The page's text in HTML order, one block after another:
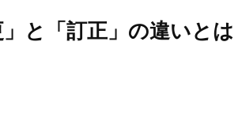
」と「訂正」の違いと